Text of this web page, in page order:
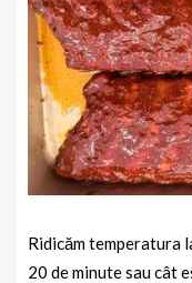
Ridicăm temperatura
20 de minute sau cât